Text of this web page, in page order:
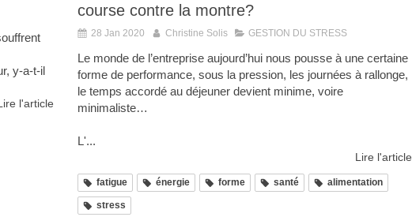
y-a-t-il
l'article
course contre la montre?
28 Jan 2020 Christine Solis GESTION DU STRESS
Le monde de l’entreprise aujourd’hui nous pousse à une certaine
forme de performance, sous la pression, les journées à rallonge,
le temps accordé au déjeuner devient minime, voire
minimaliste…
L'...
Lire l'article
fatigue énergie forme santé alimentation
stress